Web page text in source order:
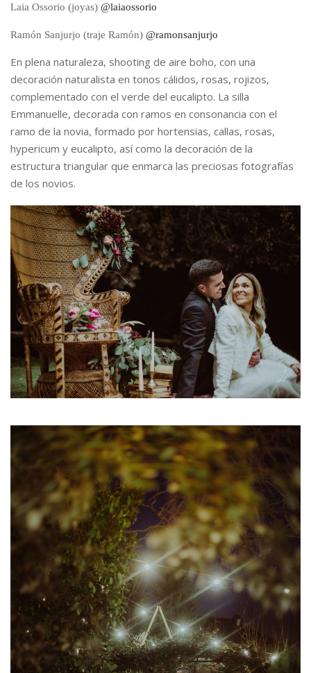
Laia Ossorio (joyas) @laiaossorio
Ramón Sanjurjo (traje Ramón) @ramonsanjurjo
En plena naturaleza, shooting de aire boho, con una
decoración naturalista en tonos cálidos, rosas, rojizos,
complementado con el verde del eucalipto. La silla
Emmanuelle, decorada con ramos en consonancia con el
ramo de la novia, formado por hortensias, callas, rosas,
hypericum y eucalipto, así como la decoración de la
estructura triangular que enmarca las preciosas fotografías
de los novios.